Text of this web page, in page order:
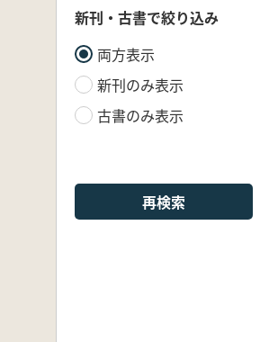
新刊・古書で絞り込み
両方表示
新刊のみ表示
古書のみ表示
再検索